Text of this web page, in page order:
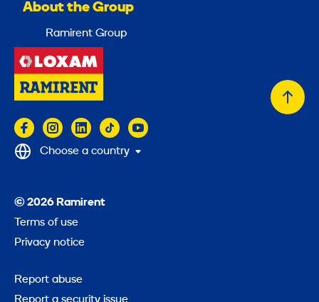
About the Group
Ramirent Group
Back
© 2026 Ramirent
Terms of use
Privacy notice
Report abuse
Choose a country